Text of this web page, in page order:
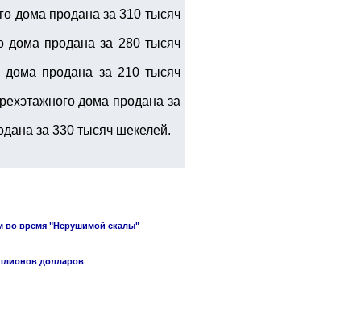
дома продана за 310 тысяч
дома продана за 280 тысяч
дома продана за 210 тысяч
дома продана за
за 330 тысяч шекелей.
во время "Нерушимой скалы"
долларов